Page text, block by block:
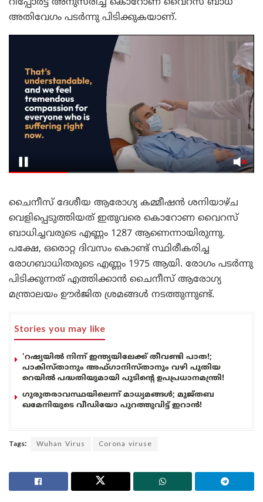
റിപ്പോർട്ട് അനുസരിച്ച് കൊറോണ വൈറസ് ബാധ
അതിവേഗം പടർന്നു പിടിക്കുകയാണ്.
ചൈനീസ് ദേശീയ ആരോഗ്യ കമ്മീഷൻ ശനിയാഴ്ച
വെളിപ്പെടുത്തിയത് ഇതുവരെ കൊറോണ വൈറസ്
ബാധിച്ചവരുടെ എണ്ണം 1287 ആണെന്നായിരുന്നു.
പക്ഷേ, ഒരൊറ്റ ദിവസം കൊണ്ട് സ്ഥിരീകരിച്ച
രോഗബാധിതരുടെ എണ്ണം 1975 ആയി. രോഗം പടർന്നു
പിടിക്കുന്നത് എത്തിക്കാൻ ചൈനീസ് ആരോഗ്യ
മന്ത്രാലയം ഊർജിത ശ്രമങ്ങൾ നടത്തുന്നുണ്ട്.
Stories you may like
‘റഷ്യയിൽ നിന്ന് ഇന്ത്യയിലേക്ക് തീവണ്ടി പാത!;
പാകിസ്താനും അഫ്ഗാനിസ്താനും വഴി പുതിയ
റെയിൽ പദ്ധതിയുമായി പുടിന്റെ ഉപപ്രധാനമന്ത്രി!
ഗുരുതരാവസ്ഥയിലെന്ന് മാധ്യമങ്ങൾ; മുജ്തബ
ഖമേനിയുടെ വീഡിയോ പുറത്തുവിട്ട് ഇറാൻ!
Tags: Wuhan Virus Corona viruse